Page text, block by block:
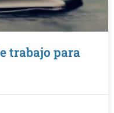
trabajo para